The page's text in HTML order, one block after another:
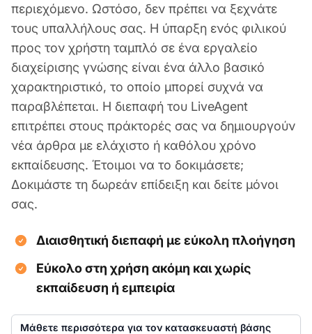
περιεχόμενο. Ωστόσο, δεν πρέπει να ξεχνάτε
τους υπαλλήλους σας. Η ύπαρξη ενός φιλικού
προς τον χρήστη ταμπλό σε ένα εργαλείο
διαχείρισης γνώσης είναι ένα άλλο βασικό
χαρακτηριστικό, το οποίο μπορεί συχνά να
παραβλέπεται. Η διεπαφή του LiveAgent
επιτρέπει στους πράκτορές σας να δημιουργούν
νέα άρθρα με ελάχιστο ή καθόλου χρόνο
εκπαίδευσης. Έτοιμοι να το δοκιμάσετε;
Δοκιμάστε τη δωρεάν επίδειξη και δείτε μόνοι
σας.
Διαισθητική διεπαφή με εύκολη πλοήγηση
Εύκολο στη χρήση ακόμη και χωρίς
εκπαίδευση ή εμπειρία
Μάθετε περισσότερα για τον κατασκευαστή βάσης